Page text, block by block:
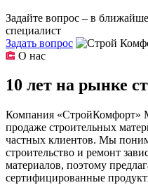
Задайте вопрос – в
специалист
Задать вопрос
О нас
10 лет на рынке
Компания «СтройКомфорт»
продаже строительных
частных клиентов. Мы
строительство и ремонт
материалов, поэтому
сертифицированные